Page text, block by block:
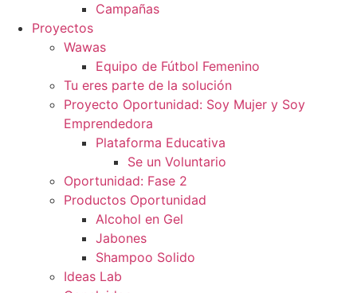
Campañas
Proyectos
Wawas
Equipo de Fútbol Femenino
Tu eres parte de la solución
Proyecto Oportunidad: Soy Mujer y Soy
Emprendedora
Plataforma Educativa
Se un Voluntario
Oportunidad: Fase 2
Productos Oportunidad
Alcohol en Gel
Jabones
Shampoo Solido
Ideas Lab